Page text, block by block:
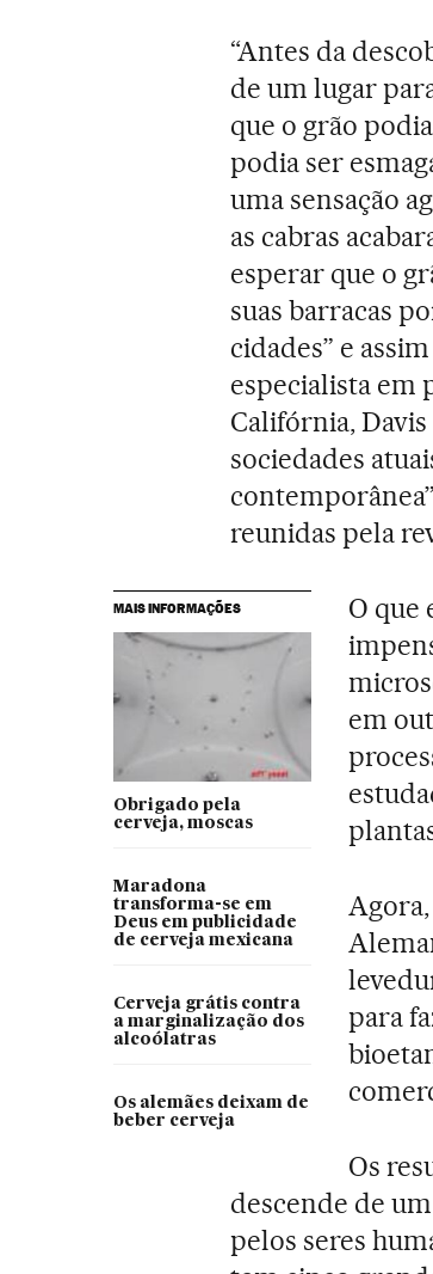
“Antes da
de um lugar
que o grão
podia ser
uma sensação
as cabras
esperar que o
suas barracas
cidades” e
especialista em
Califórnia,
sociedades
reunidas pela
MAIS INFORMAÇÕES
Obrigado pela
cerveja, moscas
Maradona
transforma-se em
Deus em publicidade
de cerveja mexicana
Cerveja grátis contra
a marginalização dos
alcoólatras
Os alemães deixam de
beber cerveja
O que
em
para
Os
descende de
pelos seres